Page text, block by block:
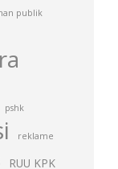
publik
pshk
reklame
RUU KPK